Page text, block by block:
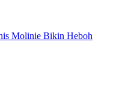
Molinie Bikin Heboh